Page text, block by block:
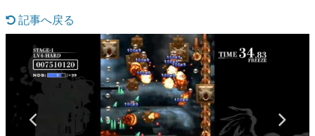
なんでゲームは面白い？
ゲーム開発者・hamatsu氏がゲームの魅力を画面や操作の
具体的な形から解き明かしていく、硬派で骨太な評論連載
です。
ゲームが変えた日本語
「経験値」「裏技」「ラスボス」… ゲームにまつわる言葉
の起源や用法の変遷を、コンピューター文化史研究家・タ
イニーP氏が徹底調査。
記事へ戻る